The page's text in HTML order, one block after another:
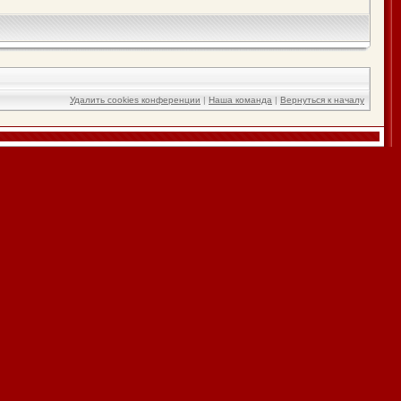
Удалить cookies конференции | Наша команда | Вернуться к началу